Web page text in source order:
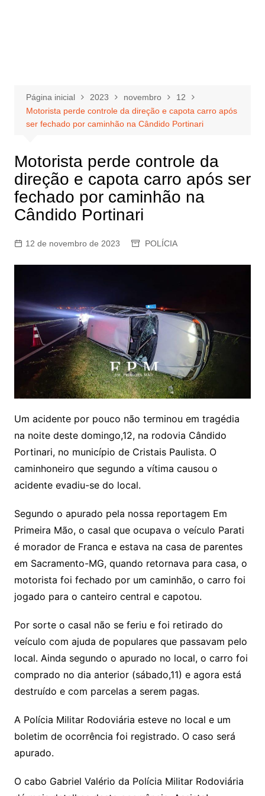
Página inicial 2023 novembro
12
Motorista perde controle da direção e capota carro após
ser fechado por caminhão na Cândido Portinari
Motorista perde controle da
direção e capota carro após ser
fechado por caminhão na
Cândido Portinari
12 de novembro de 2023 POLÍCIA
Um acidente por pouco não terminou em tragédia
na noite deste domingo,12, na rodovia Cândido
Portinari, no município de Cristais Paulista. O
caminhoneiro que segundo a vítima causou o
acidente evadiu-se do local.
Segundo o apurado pela nossa reportagem Em
Primeira Mão, o casal que ocupava o veículo Parati
é morador de Franca e estava na casa de parentes
em Sacramento-MG, quando retornava para casa, o
motorista foi fechado por um caminhão, o carro foi
jogado para o canteiro central e capotou.
Por sorte o casal não se feriu e foi retirado do
veículo com ajuda de populares que passavam pelo
local. Ainda segundo o apurado no local, o carro foi
comprado no dia anterior (sábado,11) e agora está
destruído e com parcelas a serem pagas.
A Polícia Militar Rodoviária esteve no local e um
boletim de ocorrência foi registrado. O caso será
apurado.
O cabo Gabriel Valério da Polícia Militar Rodoviária